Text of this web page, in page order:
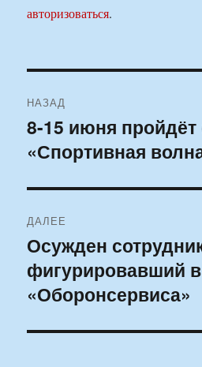
авторизоваться.
по
записям
НАЗАД
Предыдущая
запись:
8-15 июня
«Спортивная
ДАЛЕЕ
Следующая
запись:
Осужден
фигурировавший
«Оборонсервиса»